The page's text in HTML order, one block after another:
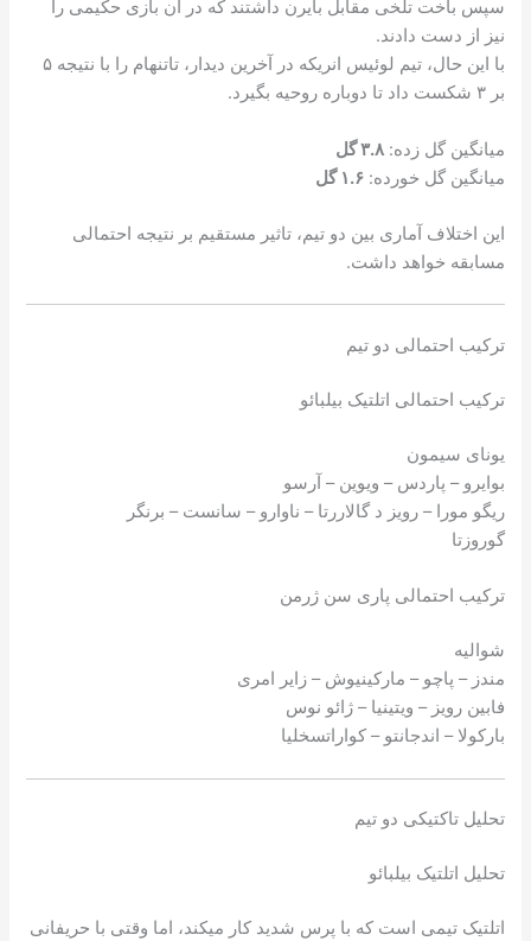
سپس باخت تلخی مقابل بایرن داشتند که در آن بازی حکیمی را
نیز از دست دادند.
با این حال، تیم لوئیس انریکه در آخرین دیدار، تاتنهام را با نتیجه ۵
بر ۳ شکست داد تا دوباره روحیه بگیرد.
میانگین گل زده:۳.۸ گل
میانگین گل خورده:۱.۶ گل
این اختلاف آماری بین دو تیم، تاثیر مستقیم بر نتیجه احتمالی
مسابقه خواهد داشت.
ترکیب احتمالی دو تیم
ترکیب احتمالی اتلتیک بیلبائو
یونای سیمون
بوایرو – پاردس – ویوین – آرسو
ریگو مورا – رویز د گالاررتا – ناوارو – سانست – برنگر
گوروزتا
ترکیب احتمالی پاری سن ژرمن
شوالیه
مندز – پاچو – مارکینیوش – زایر امری
فابین رویز – ویتینیا – ژائو نوس
بارکولا – اندجانتو – کواراتسخلیا
تحلیل تاکتیکی دو تیم
تحلیل اتلتیک بیلبائو
اتلتیک تیمی است که با پرس شدید کار میکند، اما وقتی با حریفانی